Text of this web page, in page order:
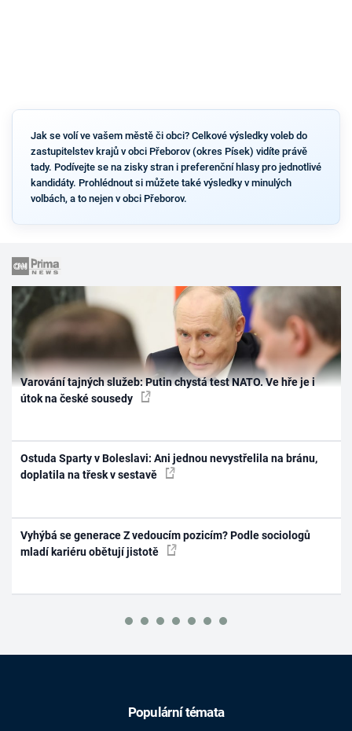
Jak se volí ve vašem městě či obci? Celkové výsledky voleb do
zastupitelstev krajů v obci Přeborov (okres Písek) vidíte právě
tady. Podívejte se na zisky stran i preferenční hlasy pro jednotlivé
kandidáty. Prohlédnout si můžete také výsledky v minulých
volbách, a to nejen v obci Přeborov.
Varování tajných služeb: Putin chystá test NATO. Ve hře je i
útok na české sousedy
Ostuda Sparty v Boleslavi: Ani jednou nevystřelila na bránu,
doplatila na třesk v sestavě
Vyhýbá se generace Z vedoucím pozicím? Podle sociologů
mladí kariéru obětují jistotě
Populární témata